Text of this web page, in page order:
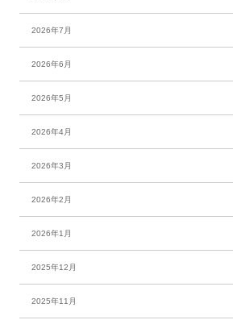
2026年7月
2026年6月
2026年5月
2026年4月
2026年3月
2026年2月
2026年1月
2025年12月
2025年11月